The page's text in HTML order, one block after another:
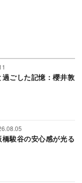
過ごした記憶：櫻井敦
橋駿谷の安心感が光る